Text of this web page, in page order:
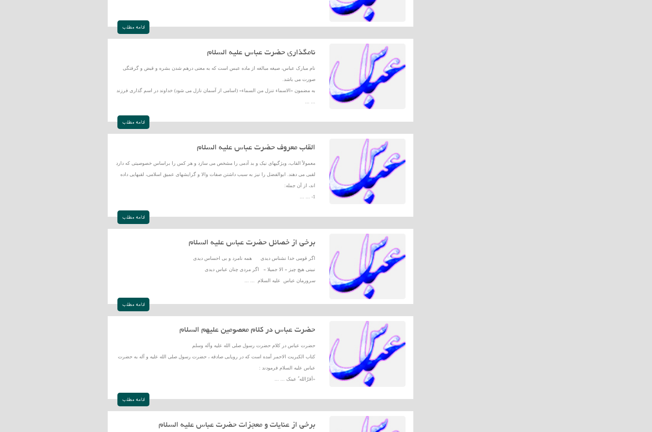
ادامه مطلب
نامگذاری حضرت عباس علیه السلام
نام مبارک عباس، صیغه مبالغه از ماده عبس است که به معنی درهم شدن بشره و قبض و گرفتگی
صورت می باشد.
به مضمون «الاسماء تنزل من السماء» (اسامی از آسمان نازل می شود) خداوند در اسم گذاری فرزند
ادامه مطلب
القاب معروف حضرت عباس علیه السلام
معمولاً القاب، ویژگیهاى نیک و بد آدمى را مشخص مى سازد و هر کس را براساس خصوصیتى که دارد
لقبى مى دهند. ابوالفضل را نیز به سبب داشتن صفات والا و گرایشهاى عمیق اسلامى، لقبهایى داده
اند، از آن جمله:
1- ... ...
ادامه مطلب
برخی از خصائل حضرت عباس علیه السلام
اگر قومی خدا نشناس دیدی همه نامرد و بی احساس دیدی
نبینی هیچ چیز « الا جمیلا » اگر مردی چنان عباس دیدی
سرورمان عباس علیه السلام ... ...
ادامه مطلب
حضرت عباس در کلام معصومین علیهم السلام
حضرت عباس در کلام حضرت رسول صلی الله علیه وآله وسلم
کتاب الکبریت الاحمر آمده است که در رویایی صادقه ، حضرت رسول صلی الله علیه و آله به حضرت
عباس علیه السلام فرمودند :
«أقرّالله ُ عینک ... ...
ادامه مطلب
برخی از عنایات و معجزات حضرت عباس علیه السلام